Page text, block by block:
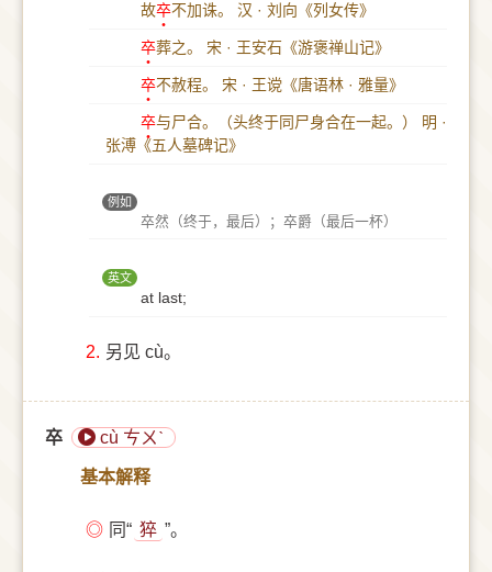
故卒不加诛。 汉 · 刘向《列女传》
卒葬之。 宋 · 王安石《游褒禅山记》
卒不赦程。 宋 · 王谠《唐语林 · 雅量》
卒与尸合。（头终于同尸身合在一起。）
明 ·
张溥《五人墓碑记》
例如
卒然（终于，最后）；卒爵（最后一杯）
英文
at last;
2. 另见 cù。
卒 cù ㄘㄨˋ
基本解释
◎ 同“ 猝 ”。